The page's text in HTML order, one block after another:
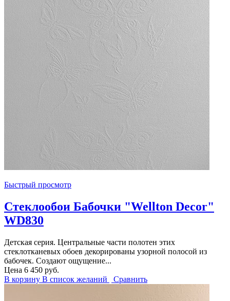
Быстрый просмотр
Стеклообои Бабочки "Wellton Decor"
WD830
Детская серия. Центральные части полотен этих
стеклотканевых обоев декорированы узорной полосой из
бабочек. Создают ощущение...
Цена 6 450 руб.
В корзину В список желаний Сравнить